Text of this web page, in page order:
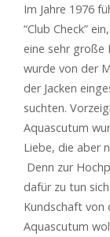
Im Jahre 1976
“Club Check”
eine sehr große
wurde von der
der Jacken
suchten.
Aquascutum
Liebe, die aber
Denn zur
dafür zu tun
Kundschaft von
Aquascutum